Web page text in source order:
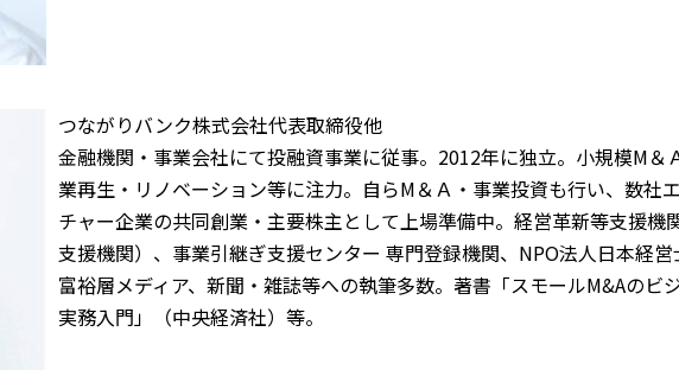
つながりバンク株式会社代表取締役他
金融機関・事業会社にて投融資事業に従事。2012年に独立。小規模М＆
業再生・リノベーション等に注力。自らМ＆Ａ・事業投資も行い、数社
チャー企業の共同創業・主要株主として上場準備中。経営革新等支援機
支援機関）、事業引継ぎ支援センター 専門登録機関、NPO法人日本経
富裕層メディア、新聞・雑誌等への執筆多数。著書「スモールM&Aのビ
実務入門」（中央経済社）等。